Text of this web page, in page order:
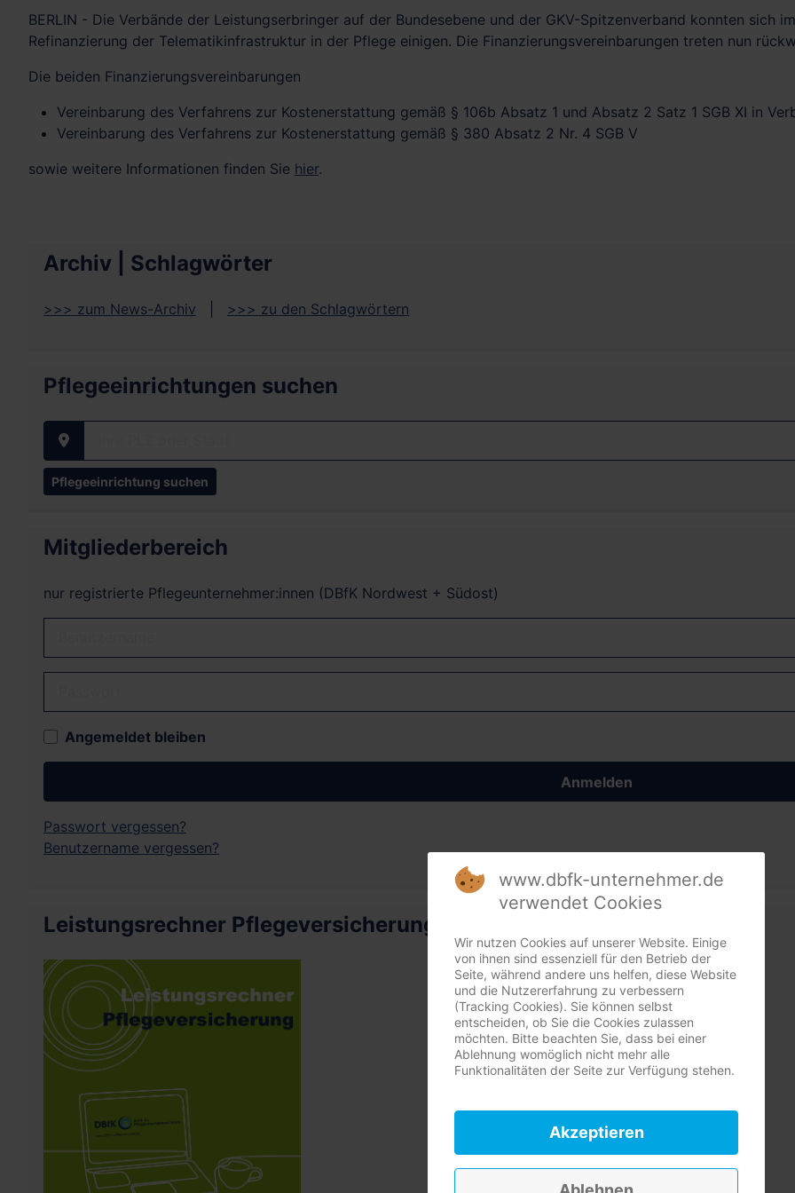
BERLIN - Die Verbände der Leistungserbringer auf der Bundesebene und der GKV-Spitzenverband konnten sich
Refinanzierung der Telematikinfrastruktur in der Pflege einigen. Die Finanzierungsvereinbarungen treten nun
Die beiden Finanzierungsvereinbarungen
Vereinbarung des Verfahrens zur Kostenerstattung gemäß § 106b Absatz 1 und Absatz 2 Satz 1 SGB XI in
Vereinbarung des Verfahrens zur Kostenerstattung gemäß § 380 Absatz 2 Nr. 4 SGB V
sowie weitere Informationen finden Sie hier.
Archiv | Schlagwörter
>>> zum News-Archiv >>> zu den Schlagwörtern
Pflegeeinrichtungen suchen
Ihre PLZ oder Stadt
Mitgliederbereich
nur registrierte Pflegeunternehmer:innen (DBfK Nordwest + Südost)
Angemeldet bleiben
Anmelden
Passwort vergessen?
Benutzername vergessen?
Leistungsrechner Pflegeversicherung
www.dbfk-unternehmer.de
verwendet Cookies
Wir nutzen Cookies auf unserer Website. Einige
von ihnen sind essenziell für den Betrieb der
Seite, während andere uns helfen, diese Website
und die Nutzererfahrung zu verbessern
(Tracking Cookies). Sie können selbst
entscheiden, ob Sie die Cookies zulassen
möchten. Bitte beachten Sie, dass bei einer
Ablehnung womöglich nicht mehr alle
Funktionalitäten der Seite zur Verfügung stehen.
Akzeptieren